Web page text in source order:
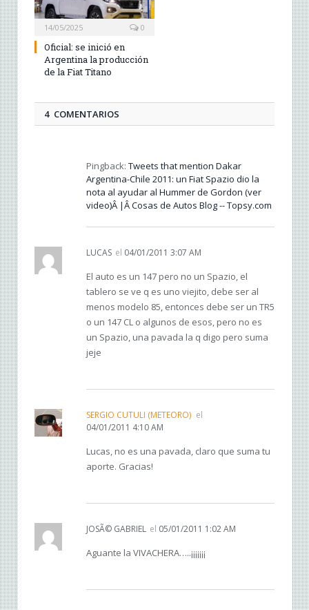
14/05/2025 0
Oficial: se inició en
Argentina la producción
de la Fiat Titano
4 COMENTARIOS
Pingback: Tweets that mention Dakar
Argentina-Chile 2011: un Fiat Spazio dio la
nota al ayudar al Hummer de Gordon (ver
video)Â |Â Cosas de Autos Blog -- Topsy.com
LUCAS el 04/01/2011 3:07 AM
El auto es un 147 pero no un Spazio, el
tablero se ve q es uno viejito, debe ser al
menos modelo 85, entonces debe ser un TR5
o un 147 CL o algunos de esos, pero no es
un Spazio, una pavada la q digo pero suma
jeje
SERGIO CUTULI (METEORO) el
04/01/2011 4:10 AM
Lucas, no es una pavada, claro que suma tu
aporte. Gracias!
JOSÃ© GABRIEL el 05/01/2011 1:02 AM
Aguante la VIVACHERA…..¡¡¡¡¡¡¡